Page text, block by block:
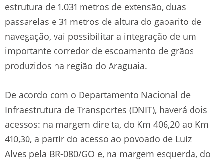
estrutura de 1.031 metros de extensão, duas
passarelas e 31 metros de altura do gabarito de
navegação, vai possibilitar a integração de um
importante corredor de escoamento de grãos
produzidos na região do Araguaia.
De acordo com o Departamento Nacional de
Infraestrutura de Transportes (DNIT), haverá dois
acessos: na margem direita, do Km 406,20 ao Km
410,30, a partir do acesso ao povoado de Luiz
Alves pela BR-080/GO e, na margem esquerda, do